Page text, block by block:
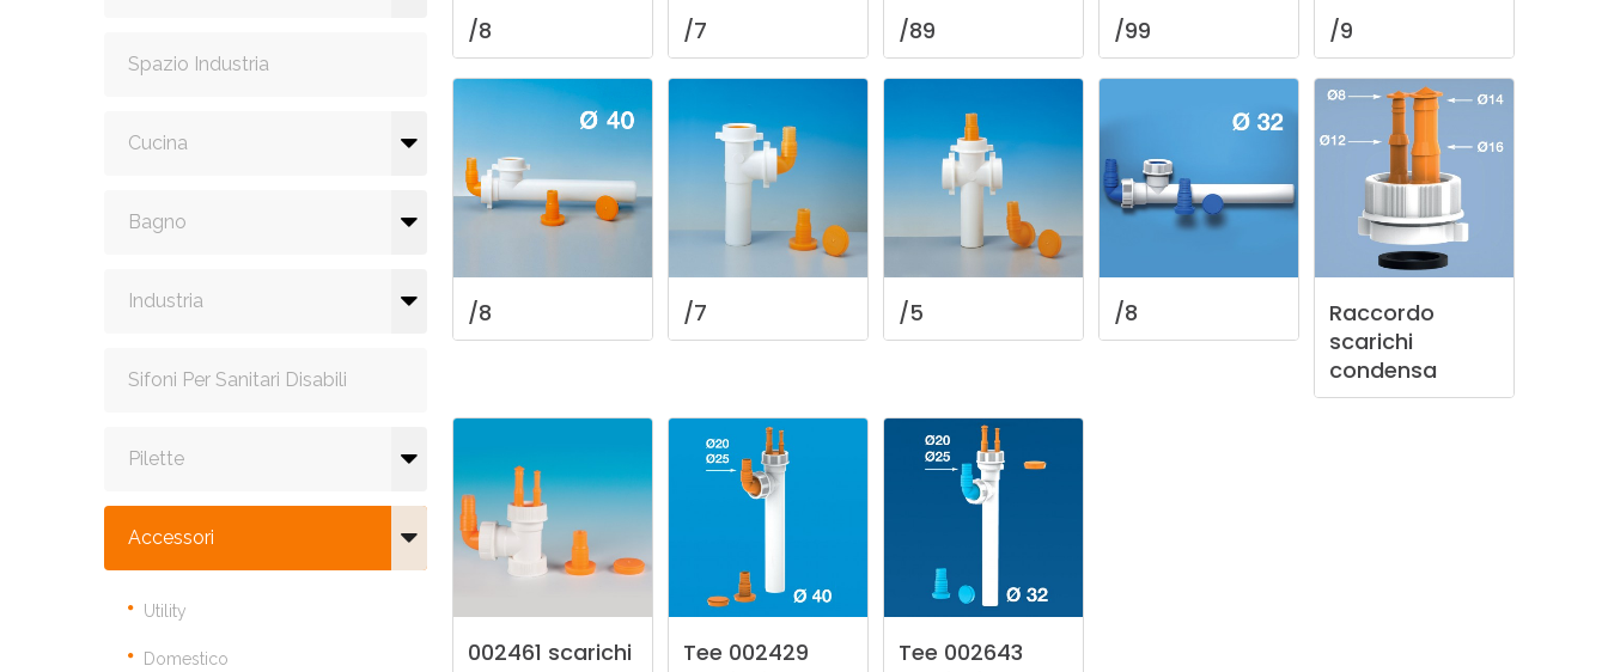
Spazio Industria
Cucina
Bagno
Industria
Sifoni Per Sanitari Disabili
Pilette
Accessori
Utility
Domestico
/8 /7 /89 /99 /9
/8 /7 /5 /8
Raccordo
scarichi
condensa
002461 scarichi
Tee 002429
Tee 002643